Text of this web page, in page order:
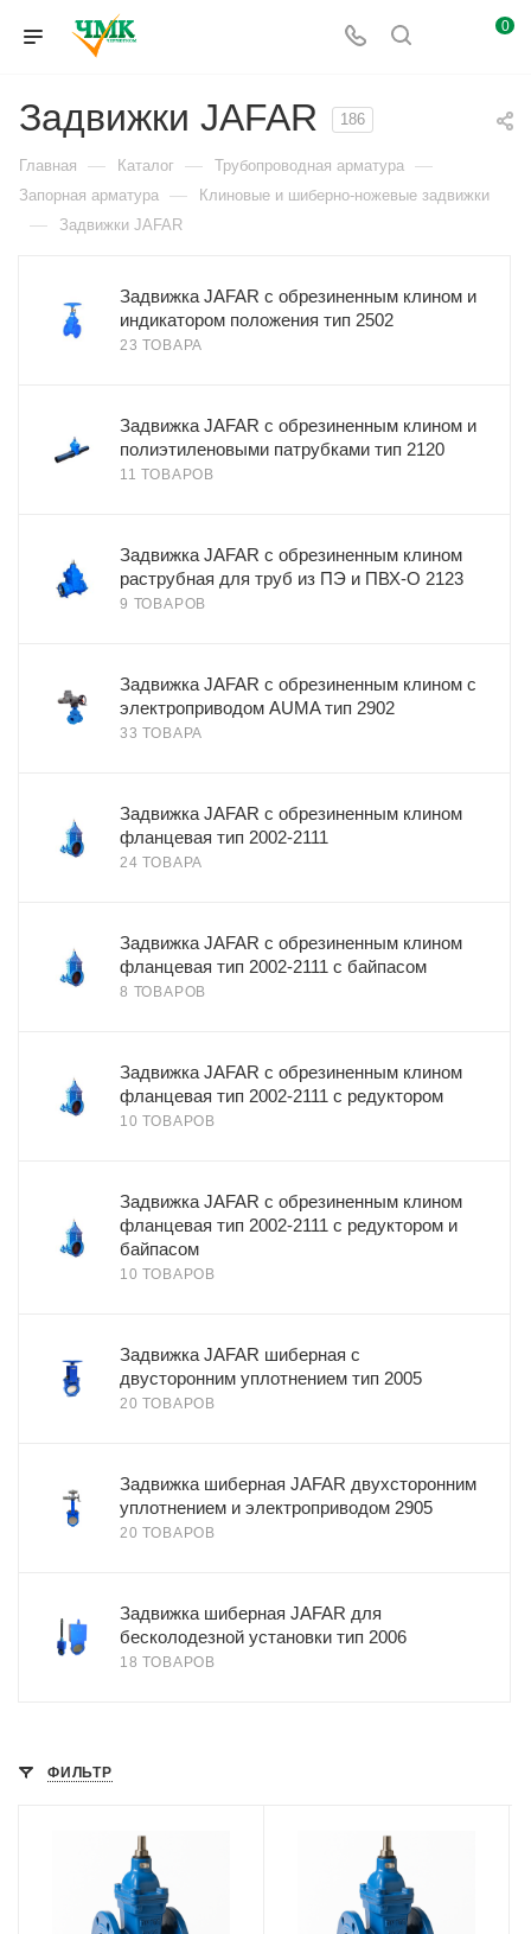
0
Задвижки JAFAR 186
Главная — Каталог — Трубопроводная арматура —
Запорная арматура — Клиновые и шиберно-ножевые задвижки
— Задвижки JAFAR
Задвижка JAFAR с обрезиненным клином и
индикатором положения тип 2502
23 ТОВАРА
Задвижка JAFAR с обрезиненным клином и
полиэтиленовыми патрубками тип 2120
11 ТОВАРОВ
Задвижка JAFAR с обрезиненным клином
раструбная для труб из ПЭ и ПВХ-О 2123
9 ТОВАРОВ
Задвижка JAFAR с обрезиненным клином с
электроприводом AUMA тип 2902
33 ТОВАРА
Задвижка JAFAR с обрезиненным клином
фланцевая тип 2002-2111
24 ТОВАРА
Задвижка JAFAR с обрезиненным клином
фланцевая тип 2002-2111 с байпасом
8 ТОВАРОВ
Задвижка JAFAR с обрезиненным клином
фланцевая тип 2002-2111 с редуктором
10 ТОВАРОВ
Задвижка JAFAR с обрезиненным клином
фланцевая тип 2002-2111 с редуктором и
байпасом
10 ТОВАРОВ
Задвижка JAFAR шиберная с
двусторонним уплотнением тип 2005
20 ТОВАРОВ
Задвижка шиберная JAFAR двухсторонним
уплотнением и электроприводом 2905
20 ТОВАРОВ
Задвижка шиберная JAFAR для
бесколодезной установки тип 2006
18 ТОВАРОВ
ФИЛЬТР